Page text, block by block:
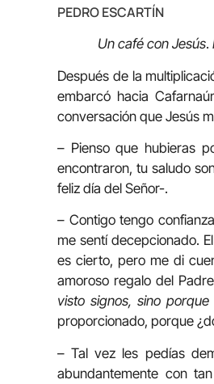
PEDRO ESCARTÍN
Un café con Jesús.
Después de la
embarcó hacia
conversación que Jesús
– Pienso que hubieras
encontraron, tu saludo
feliz día del Señor-.
– Contigo tengo
me sentí decepcionado.
es cierto, pero me di
amoroso regalo del
visto signos, sino
proporcionado, porque
– Tal vez les pedías
abundantemente con